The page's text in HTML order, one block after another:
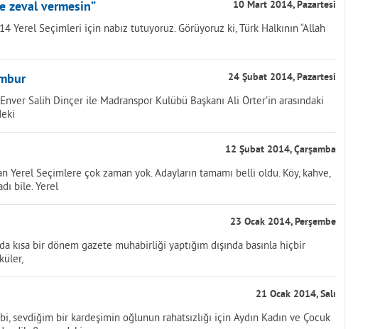
zeval vermesin” 10 Mart 2014, Pazartesi
Yerel Seçimleri için nabız tutuyoruz. Görüyoruz ki, Türk Halkının “Allah
24 Şubat 2014, Pazartesi
Salih Dinçer ile Madranspor Kulübü Başkanı Ali Örter’in arasındaki
12 Şubat 2014, Çarşamba
Yerel Seçimlere çok zaman yok. Adayların tamamı belli oldu. Köy, kahve,
bile. Yerel
23 Ocak 2014, Perşembe
kısa bir dönem gazete muhabirliği yaptığım dışında basınla hiçbir
21 Ocak 2014, Salı
sevdiğim bir kardeşimin oğlunun rahatsızlığı için Aydın Kadın ve Çocuk